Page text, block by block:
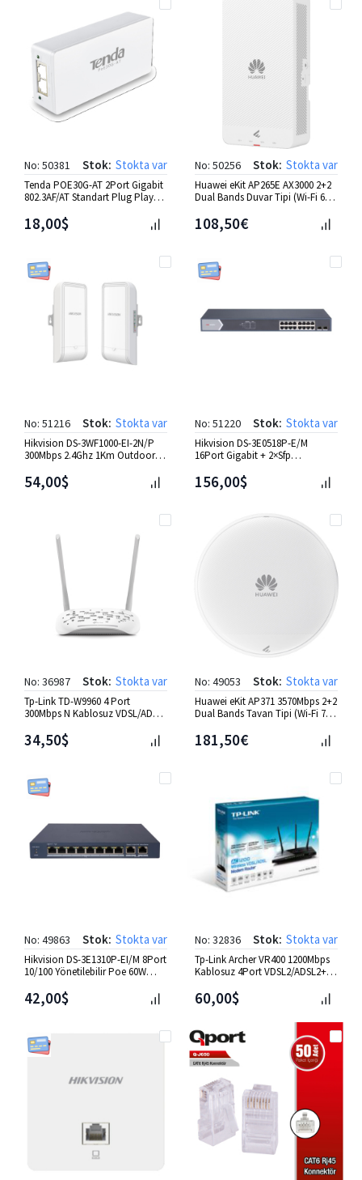
No: 50381 Stok: Stokta var
Tenda POE30G-AT 2Port Gigabit
802.3AF/AT Standart Plug Play
18,00$
No: 50256 Stok: Stokta var
Huawei eKit AP265E AX3000 2+2
Dual Bands Duvar Tipi (Wi-Fi 6)
108,50€
No: 51216 Stok: Stokta var
Hikvision DS-3WF1000-EI-2N/P
300Mbps 2.4Ghz 1Km Outdoor
54,00$
No: 51220 Stok: Stokta var
Hikvision DS-3E0518P-E/M
16Port Gigabit + 2×Sfp
156,00$
No: 36987 Stok: Stokta var
Tp-Link TD-W9960 4 Port
300Mbps N Kablosuz VDSL/ADSL
34,50$
No: 49053 Stok: Stokta var
Huawei eKit AP371 3570Mbps 2+2
Dual Bands Tavan Tipi (Wi-Fi 7)
181,50€
No: 49863 Stok: Stokta var
Hikvision DS-3E1310P-EI/M 8Port
10/100 Yönetilebilir Poe 60W
42,00$
No: 32836 Stok: Stokta var
Tp-Link Archer VR400 1200Mbps
Kablosuz 4Port VDSL2/ADSL2+
60,00$